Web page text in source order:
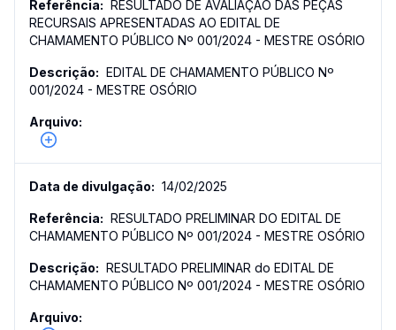
RESULTADO DE AVALIAÇÃO DAS PEÇAS
RECURSAIS APRESENTADAS AO EDITAL DE
CHAMAMENTO PÚBLICO Nº 001/2024 - MESTRE OSÓRIO
EDITAL DE CHAMAMENTO PÚBLICO Nº
001/2024 - MESTRE OSÓRIO
14/02/2025
RESULTADO PRELIMINAR DO EDITAL DE
CHAMAMENTO PÚBLICO Nº 001/2024 - MESTRE OSÓRIO
RESULTADO PRELIMINAR do EDITAL DE
CHAMAMENTO PÚBLICO Nº 001/2024 - MESTRE OSÓRIO